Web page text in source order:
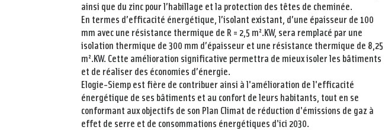
ainsi que du zinc pour l’habillage et la protection des têtes de cheminée.
En termes d’efficacité énergétique, l’isolant existant, d’une épaisseur de 100
mm avec une résistance thermique de R = 2,5 m².KW, sera remplacé par une
isolation thermique de 300 mm d’épaisseur et une résistance thermique de 8,25
m².KW. Cette amélioration significative permettra de mieux isoler les bâtiments
et de réaliser des économies d’énergie.
Elogie-Siemp est fière de contribuer ainsi à l'amélioration de l'efficacité
énergétique de ses bâtiments et au confort de leurs habitants, tout en se
conformant aux objectifs de son Plan Climat de réduction d'émissions de gaz à
effet de serre et de consommations énergétiques d'ici 2030.